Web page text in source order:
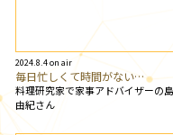
2024.8.4 on air
毎日忙しくて時間がない…
料理研究家で家事アドバイザーの
由紀さん